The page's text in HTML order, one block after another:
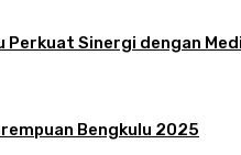
Perkuat Sinergi dengan
Bengkulu 2025